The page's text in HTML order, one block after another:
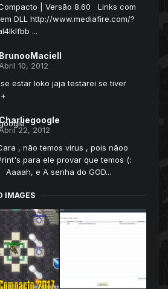
| Versão 8.60 Links com
DLL http://www.mediafire.com/?
...
BrunooMaciell
Abril 10, 2012
estar loko jaja testarei se tiver
Charliegoogle
Abril 22, 2012
, não temos virus , pois nãoo
para ele provar que temos (:
e A senha do GOD...
IMAGES